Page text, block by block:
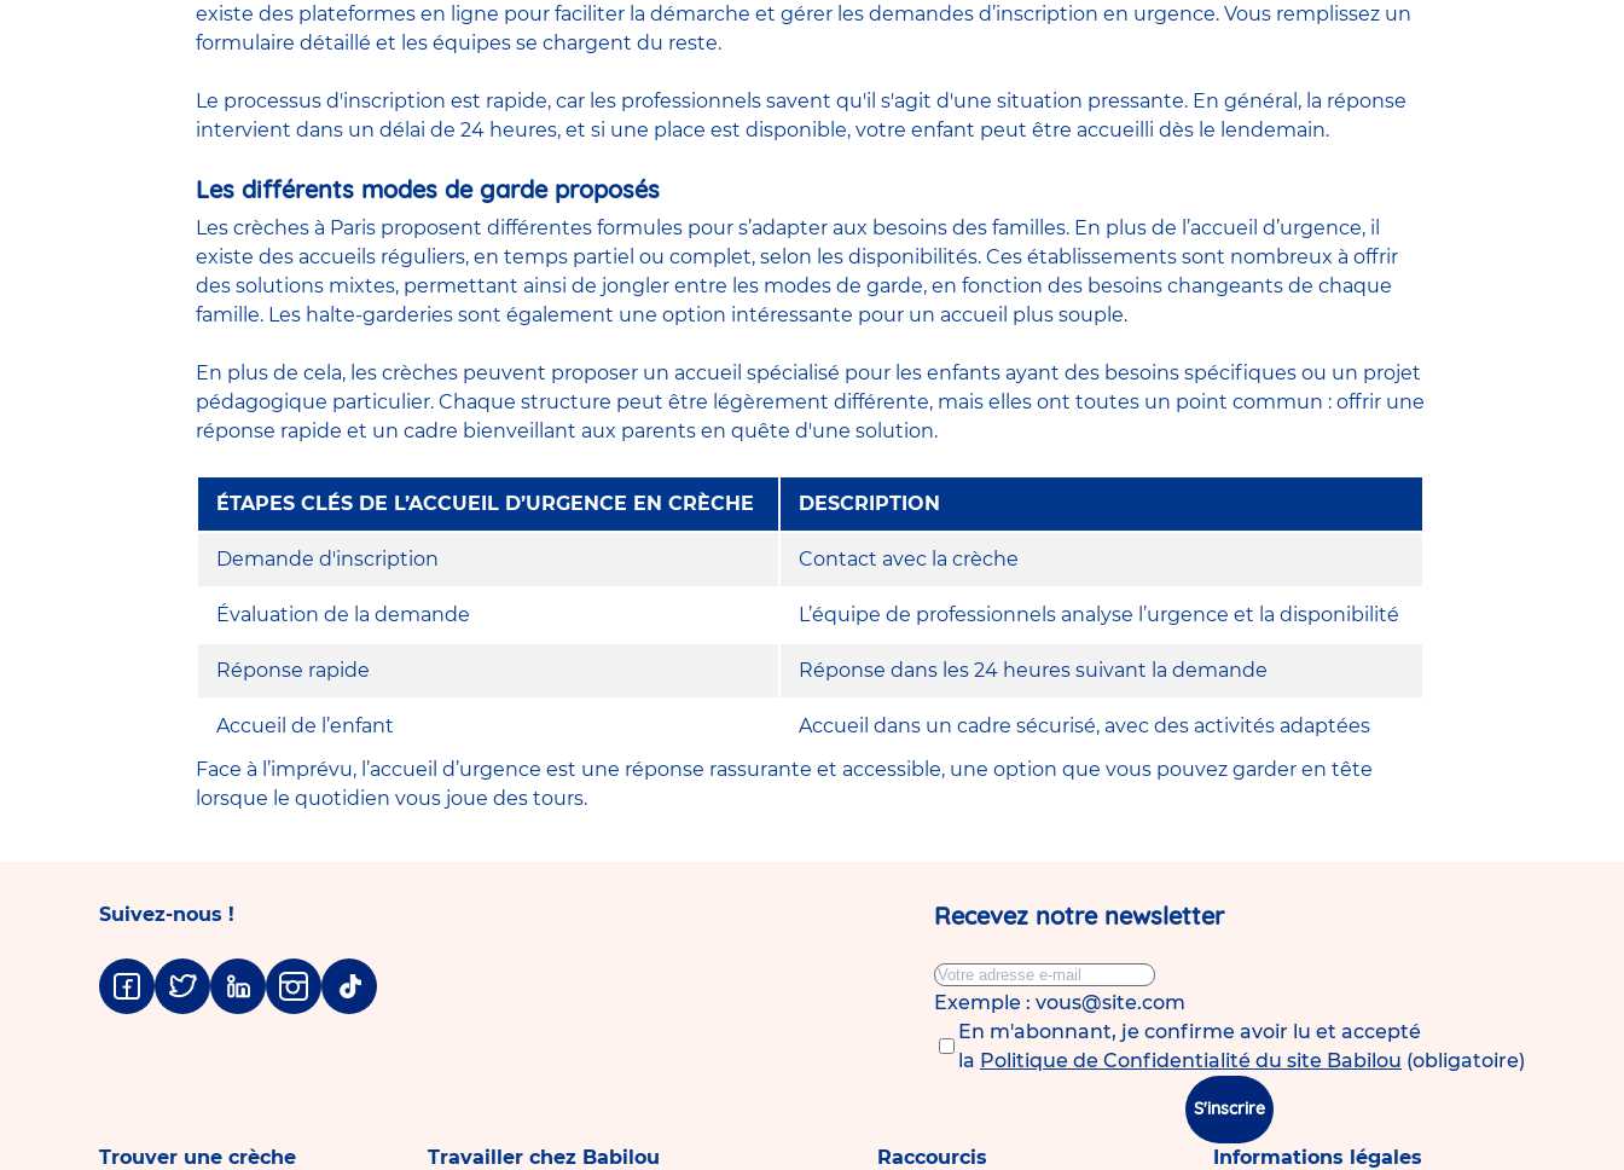
existe des plateformes en ligne pour faciliter la démarche et gérer les demandes d’inscription en urgence. Vous remplissez un
formulaire détaillé et les équipes se chargent du reste.
Le processus d'inscription est rapide, car les professionnels savent qu'il s'agit d'une situation pressante. En général, la réponse
intervient dans un délai de 24 heures, et si une place est disponible, votre enfant peut être accueilli dès le lendemain.
Les différents modes de garde proposés
Les crèches à Paris proposent différentes formules pour s’adapter aux besoins des familles. En plus de l’accueil d’urgence, il
existe des accueils réguliers, en temps partiel ou complet, selon les disponibilités. Ces établissements sont nombreux à offrir
des solutions mixtes, permettant ainsi de jongler entre les modes de garde, en fonction des besoins changeants de chaque
famille. Les halte-garderies sont également une option intéressante pour un accueil plus souple.
En plus de cela, les crèches peuvent proposer un accueil spécialisé pour les enfants ayant des besoins spécifiques ou un projet
pédagogique particulier. Chaque structure peut être légèrement différente, mais elles ont toutes un point commun : offrir une
réponse rapide et un cadre bienveillant aux parents en quête d'une solution.
ÉTAPES CLÉS DE L’ACCUEIL D’URGENCE EN CRÈCHE DESCRIPTION
Demande d'inscription Contact avec la crèche
Évaluation de la demande L’équipe de professionnels analyse l’urgence et la disponibilité
Réponse rapide Réponse dans les 24 heures suivant la demande
Accueil de l’enfant
Accueil dans un cadre sécurisé, avec des activités adaptées
Face à l’imprévu, l’accueil d’urgence est une réponse rassurante et accessible, une option que vous pouvez garder en tête
lorsque le quotidien vous joue des tours.
Suivez-nous !
Facebook
TwitterLinkedinInstagram
Tiktok
Recevez notre newsletter
Exemple : vous@site.com
En m'abonnant, je confirme avoir lu et accepté
la Politique de Confidentialité du site Babilou (obligatoire)
S'inscrire
Trouver une crèche Travailler chez Babilou Raccourcis Informations légales